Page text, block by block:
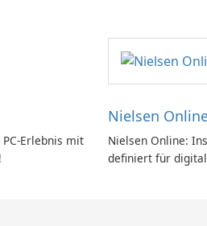
Erlebnis mit
Nielsen
Nielsen Online:
definiert für